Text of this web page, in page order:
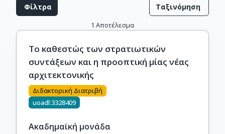
Φίλτρα Ταξινόμηση
1 Αποτέλεσμα
Το καθεστώς των στρατιωτικών
συντάξεων και η προοπτική μίας νέας
αρχιτεκτονικής
Διδακτορική Διατριβή
uoadl:3328409
Ακαδημαϊκή μονάδα